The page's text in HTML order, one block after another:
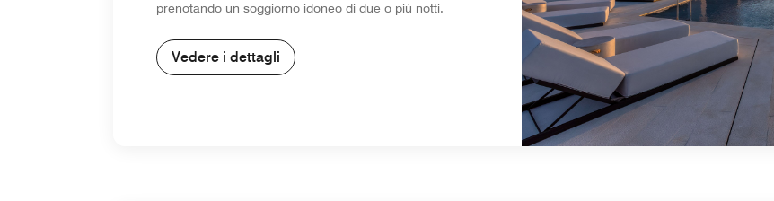
prenotando un soggiorno idoneo di due o più notti.
Vedere i dettagli